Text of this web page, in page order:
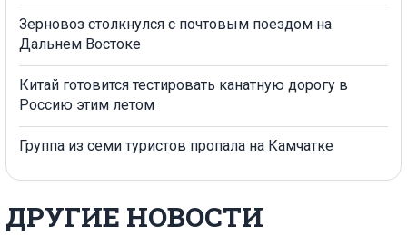
Зерновоз столкнулся с почтовым поездом на
Дальнем Востоке
Китай готовится тестировать канатную дорогу в
Россию этим летом
Группа из семи туристов пропала на Камчатке
ДРУГИЕ НОВОСТИ